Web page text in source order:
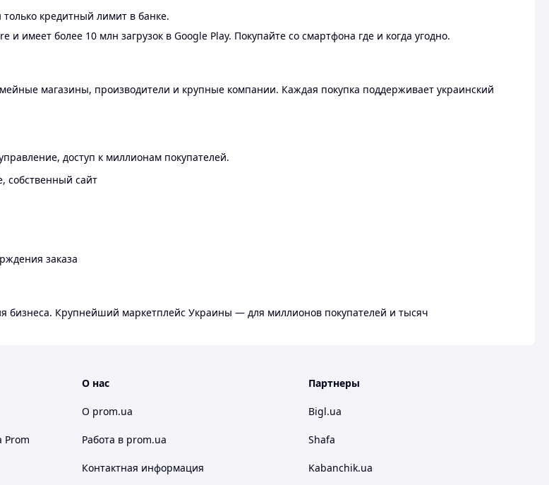
кредитный лимит в банке.
имеет более 10 млн загрузок в Google Play. Покупайте со смартфона где и когда угодно.
магазины, производители и крупные компании. Каждая покупка поддерживает украинский
доступ к миллионам покупателей.
собственный сайт
заказа
бизнеса. Крупнейший маркетплейс Украины — для миллионов покупателей и тысяч
Prom
О нас
О prom.ua
Работа в prom.ua
Контактная информация
Партнеры
Bigl.ua
Shafa
Kabanchik.ua